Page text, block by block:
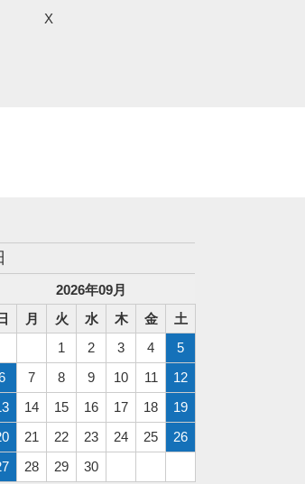
X
2026年09月
日
月 火 水 木 金
土
1
2 3 4
5
7 8 9 10 11
12
14 15 16 17 18
19
21 22 23 24 25
26
28 29 30